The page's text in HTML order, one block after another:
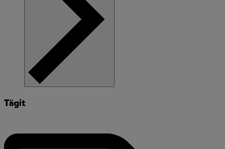
Tägit